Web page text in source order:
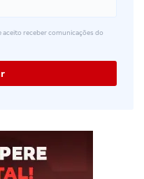
aceito receber comunicações do